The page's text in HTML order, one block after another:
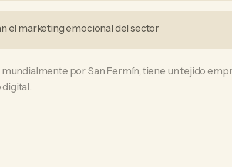
el marketing emocional del sector
por San Fermín, tiene un tejido